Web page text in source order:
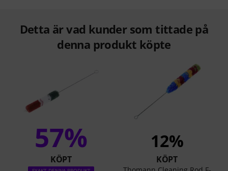
Detta är vad kunder som tittade på
denna produkt köpte
57%
KÖPT
12%
KÖPT